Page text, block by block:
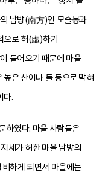
남방(南方)인 모슬봉과
으로 허(虛)하기
들어오기 때문에 마을
은 산이나 돌 등으로 막혀
다.
하였다. 마을 사람들은
세가 허한 마을 남방의
비하게 되면서 마을에는